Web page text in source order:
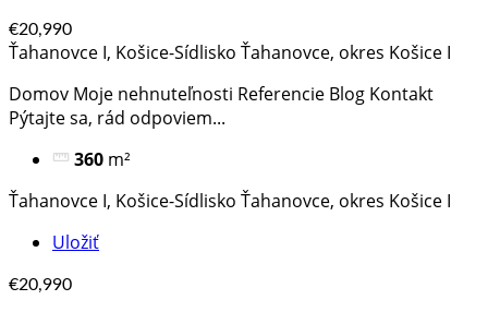
€20,990
Ťahanovce I, Košice-Sídlisko Ťahanovce, okres Košice I
Domov Moje nehnuteľnosti Referencie Blog Kontakt
Pýtajte sa, rád odpoviem​...
360 m²
Ťahanovce I, Košice-Sídlisko Ťahanovce, okres Košice I
Uložiť
€20,990